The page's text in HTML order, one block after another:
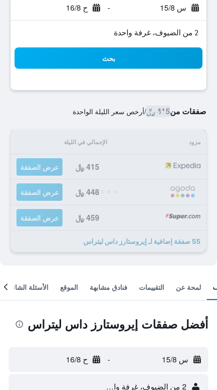
س 15/8 - ح 16/8
2 من الضيوف، غرفة واحدة
بحث
صفقات من415 ﷼ /أرخص سعر الليلة الواحدة
مزود الإجمالي في الليلة
415 ﷼ عرض الصفقة
448 ﷼ عرض الصفقة
459 ﷼ عرض الصفقة
55 صفقة إضافية لـ إيروستارز داس ليتراس
لمحة عن التقييمات فنادق مشابهة الموقع الأسئلة الشائعة
أفضل صفقات إيروستارز داس ليتراس
س 15/8 - ح 16/8
2 من الضيوف، غرفة واحدة